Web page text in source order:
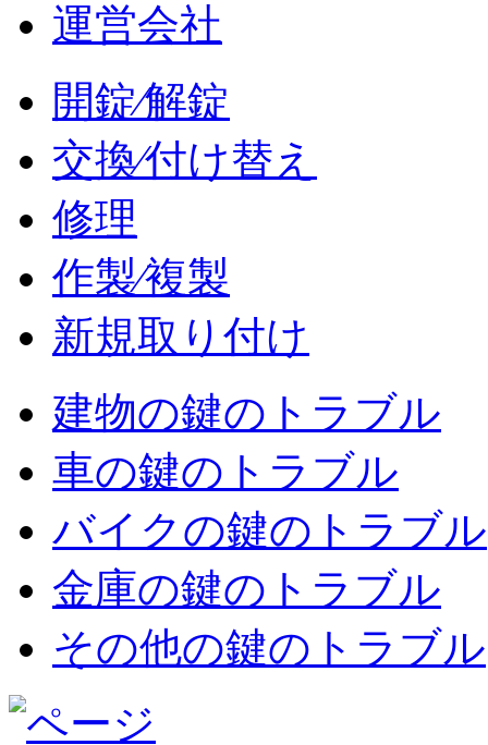
運営会社
開錠⁄解錠
交換⁄付け替え
修理
作製⁄複製
新規取り付け
建物の鍵のトラブル
車の鍵のトラブル
バイクの鍵のトラブル
金庫の鍵のトラブル
その他の鍵のトラブル